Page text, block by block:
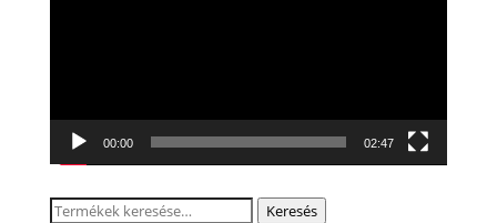
00:00 02:47
Keresés
Keresés